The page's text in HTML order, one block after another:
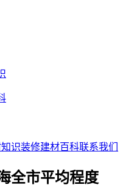
识装修建材百科联系我们
全市平均程度